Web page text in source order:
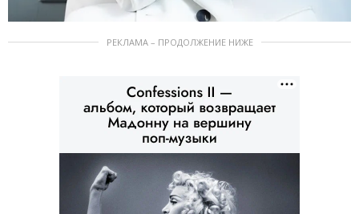
РЕКЛАМА – ПРОДОЛЖЕНИЕ НИЖЕ